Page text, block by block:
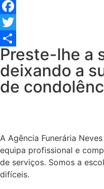
Facebook
Twitter
Share
Preste-lhe a
deixando a
de
A Agência Funerária
equipa profissional e
de serviços. Somos a
difíceis.